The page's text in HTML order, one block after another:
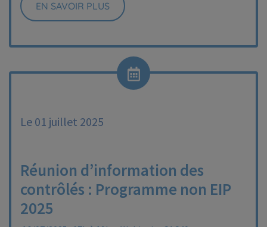
EN SAVOIR PLUS
Le 01 juillet 2025
Réunion d’information des
contrôlés : Programme non EIP
2025